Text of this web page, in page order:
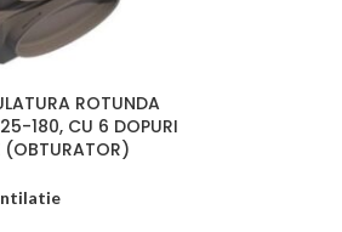
ROTUNDA
180, CU 6 DOPURI
(OBTURATOR)